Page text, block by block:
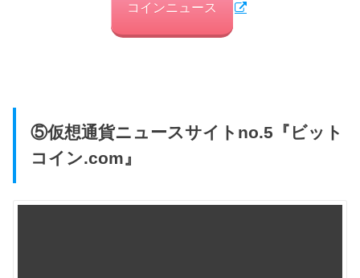
コインニュース
⑤仮想通貨ニュースサイトno.5『ビット
コイン.com』